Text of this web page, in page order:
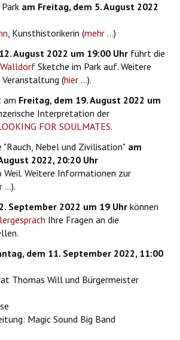
am Freitag, dem 5. August 2022
, Kunsthistorikerin (mehr ...)
August 2022 um 19:00 Uhr führt die
Sketche im Park auf. Weitere
(hier ...).
am Freitag, dem 19. August 2022 um
Interpretation der
FOR SOULMATES.
Nebel und Zivilisation" am
2022, 20:20 Uhr
Weitere Informationen zur
...).
September 2022 um 19 Uhr können
Ihre Fragen an die
dem 11. September 2022, 11:00
Thomas Will und Bürgermeister
Magic Sound Big Band